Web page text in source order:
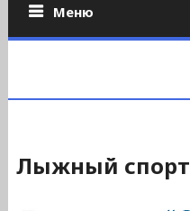
Меню
Лыжный спорт